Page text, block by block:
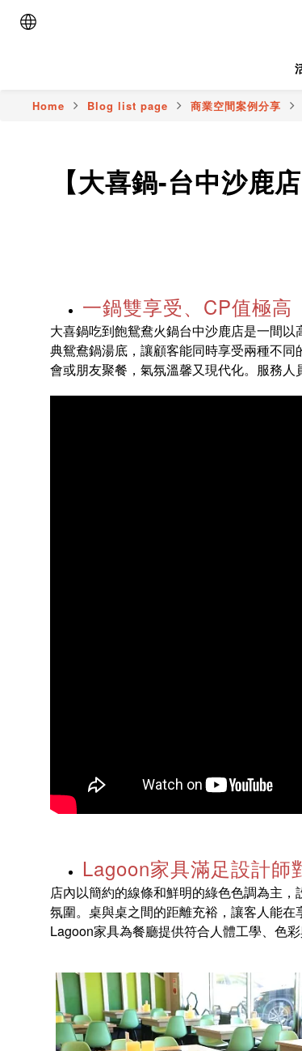
Home Blog list page 商業空間案例分享
【大喜鍋-台中沙鹿
一鍋雙享受、CP值極高
大喜鍋吃到飽鴛鴦火鍋台中沙鹿店是一間
典鴛鴦鍋湯底，讓顧客能同時享受兩種不
會或朋友聚餐，氣氛溫馨又現代化。服務人
Lagoon家具滿足設計師
店內以簡約的線條和鮮明的綠色色調為主
氛圍。桌與桌之間的距離充裕，讓客人能在
Lagoon家具為餐廳提供符合人體工學、色